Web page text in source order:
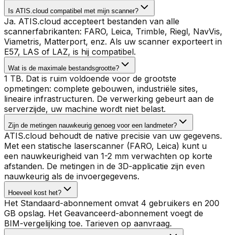
Is ATIS.cloud compatibel met mijn scanner?
Ja. ATIS.cloud accepteert bestanden van alle
scannerfabrikanten: FARO, Leica, Trimble, Riegl, NavVis,
Viametris, Matterport, enz. Als uw scanner exporteert in
E57, LAS of LAZ, is hij compatibel.
Wat is de maximale bestandsgrootte?
1 TB. Dat is ruim voldoende voor de grootste
opmetingen: complete gebouwen, industriële sites,
lineaire infrastructuren. De verwerking gebeurt aan de
serverzijde, uw machine wordt niet belast.
Zijn de metingen nauwkeurig genoeg voor een landmeter?
ATIS.cloud behoudt de native precisie van uw gegevens.
Met een statische laserscanner (FARO, Leica) kunt u
een nauwkeurigheid van 1-2 mm verwachten op korte
afstanden. De metingen in de 3D-applicatie zijn even
nauwkeurig als de invoergegevens.
Hoeveel kost het?
Het Standaard-abonnement omvat 4 gebruikers en 200
GB opslag. Het Geavanceerd-abonnement voegt de
BIM-vergelijking toe. Tarieven op aanvraag.